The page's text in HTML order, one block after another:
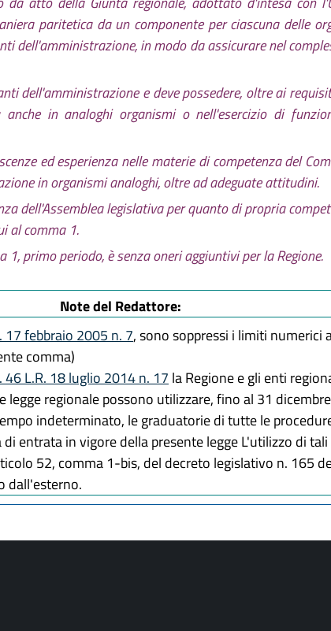
paritetica da un componente per ciascuna delle
dell'amministrazione, in modo da assicurare nel
dell'amministrazione e deve possedere, oltre ai
in analoghi organismi o nell'esercizio di
ed esperienza nelle materie di competenza del
in organismi analoghi, oltre ad adeguate attitudini.
dell'Assemblea legislativa per quanto di propria
al comma 1.
primo periodo, è senza oneri aggiuntivi per la Regione.
Note del Redattore:
17 febbraio 2005 n. 7, sono soppressi i limiti
comma)
46 L.R. 18 luglio 2014 n. 17 la Regione e gli enti
legge regionale possono utilizzare, fino al 31
indeterminato, le graduatorie di tutte le
entrata in vigore della presente legge L'utilizzo di
52, comma 1-bis, del decreto legislativo n. 165
dall'esterno.